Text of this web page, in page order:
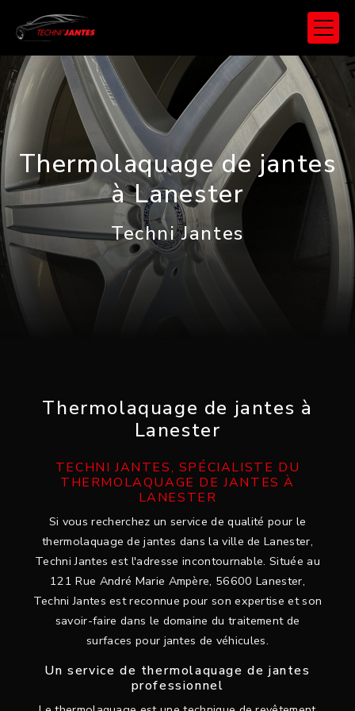
Thermolaquage de jantes
à Lanester
Techni Jantes
Thermolaquage de jantes à
Lanester
TECHNI JANTES, SPÉCIALISTE DU
THERMOLAQUAGE DE JANTES À
LANESTER
Si vous recherchez un service de qualité pour le
thermolaquage de jantes dans la ville de Lanester,
Techni Jantes est l'adresse incontournable. Située au
121 Rue André Marie Ampère, 56600 Lanester,
Techni Jantes est reconnue pour son expertise et son
savoir-faire dans le domaine du traitement de
surfaces pour jantes de véhicules.
Un service de thermolaquage de jantes
professionnel